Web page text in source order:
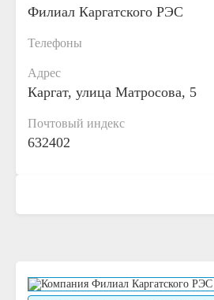
Филиал Каргатского РЭС
Телефоны
Адрес
Каргат, улица Матросова, 5
Почтовый индекс
632402